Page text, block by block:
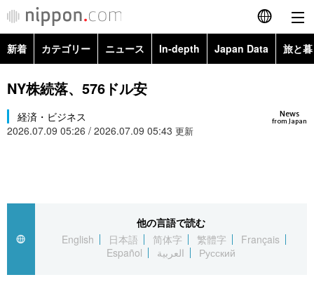
English
カテゴリー
新着 カテゴリー ニュース In-depth Japan Data 旅と
政治・外交
経済・ビジネス Images
NY株続落、576ドル安
News
from Japan
経済・ビジネス
2026.07.09 05:26 / 2026.07.09 05:43 更新
他の言語で読む
English
日本語 简体字 繁體字
Français
Español
العربية Русский